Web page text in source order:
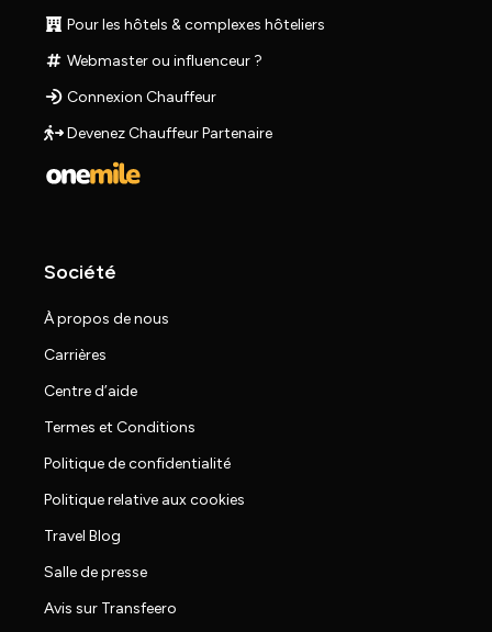
Pour les hôtels & complexes hôteliers
Webmaster ou influenceur ?
Connexion Chauffeur
Devenez Chauffeur Partenaire
Société
À propos de nous
Carrières
Centre d’aide
Termes et Conditions
Politique de confidentialité
Politique relative aux cookies
Travel Blog
Salle de presse
Avis sur Transfeero